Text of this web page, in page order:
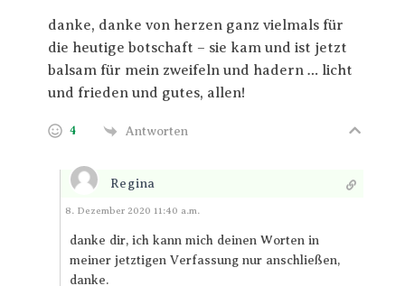
danke, danke von herzen ganz vielmals für
die heutige botschaft – sie kam und ist jetzt
balsam für mein zweifeln und hadern … licht
und frieden und gutes, allen!
4 Antworten
Regina
Antworten
8. Dezember 2020 11:40 a.m.
danke dir, ich kann mich deinen Worten in
meiner jetztigen Verfassung nur anschließen,
danke.